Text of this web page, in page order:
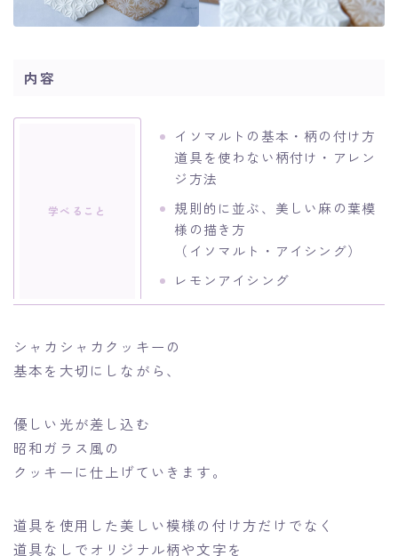
内容
学べること
イソマルトの基本・柄の付け方
道具を使わない柄付け・アレン
ジ方法
規則的に並ぶ、美しい麻の葉模
様の描き方
（イソマルト・アイシング）
レモンアイシング
シャカシャカクッキーの
基本を大切にしながら、
優しい光が差し込む
昭和ガラス風の
クッキーに仕上げていきます。
道具を使用した美しい模様の付け方だけでなく
道具なしでオリジナル柄や文字を